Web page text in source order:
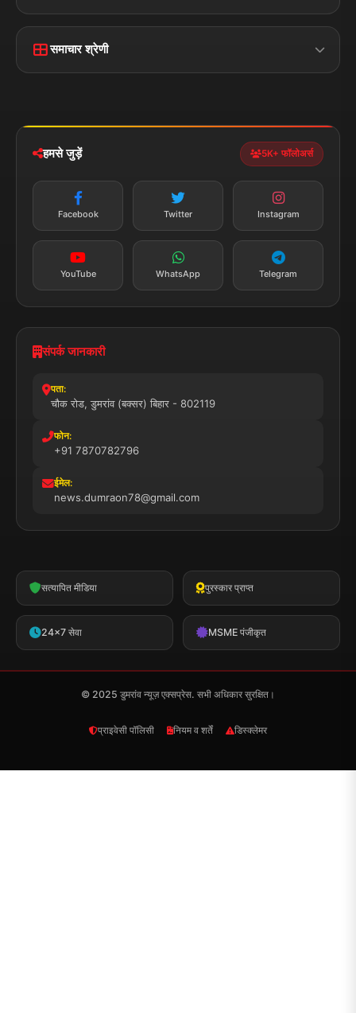
लाइव टीवी ब्रेकिंग न्यूज़
समाचार श्रेणी
हमसे जुड़ें 5K+ फॉलोअर्स
Facebook Twitter Instagram
YouTube WhatsApp Telegram
संपर्क जानकारी
पता:
चौक रोड, डुमरांव (बक्सर) बिहार - 802119
फोन:
+91 7870782796
ईमेल:
news.dumraon78@gmail.com
सत्यापित मीडिया पुरस्कार प्राप्त
24x7 सेवा MSME पंजीकृत
© 2025 डुमरांव न्यूज़ एक्सप्रेस. सभी अधिकार सुरक्षित।
प्राइवेसी पॉलिसी नियम व शर्तें डिस्क्लेमर